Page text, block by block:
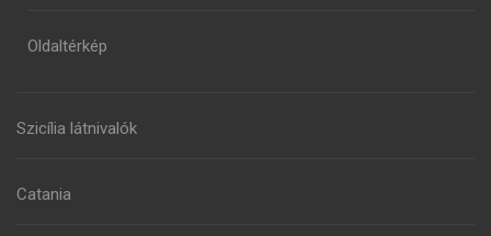
Oldaltérkép
Szicília látnivalók
Catania